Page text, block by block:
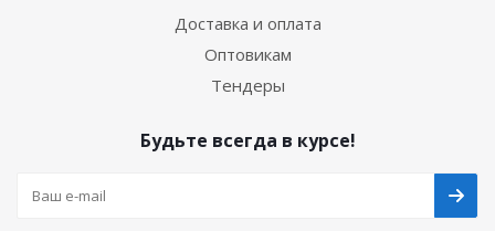
Доставка и оплата
Оптовикам
Тендеры
Будьте всегда в курсе!